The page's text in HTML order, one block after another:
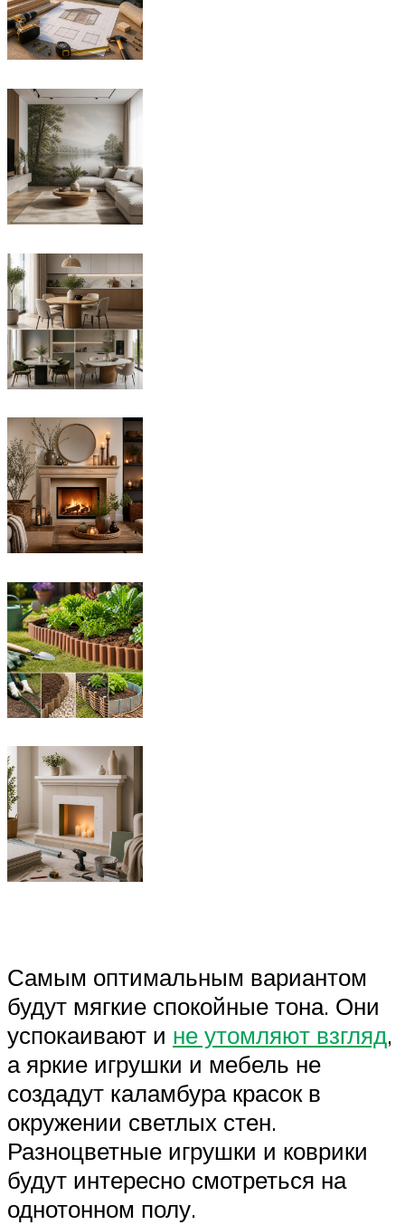
Самым оптимальным вариантом
будут мягкие спокойные тона. Они
успокаивают и не утомляют взгляд,
а яркие игрушки и мебель не
создадут каламбура красок в
окружении светлых стен.
Разноцветные игрушки и коврики
будут интересно смотреться на
однотонном полу.